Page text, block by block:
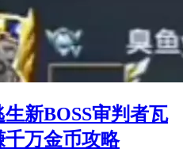
生新BOSS审判者瓦
万金币攻略